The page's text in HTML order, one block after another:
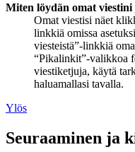
Miten löydän omat
Omat viestisi näet
linkkiä omissa
viesteistä”-linkkiä
“Pikalinkit”-valikkoa
viestiketjuja, käytä
haluamallasi tavalla.
Ylös
Seuraaminen ja